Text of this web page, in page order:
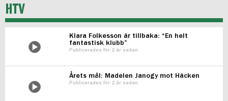
HTV
Klara Folkesson är tillbaka: “En helt
fantastisk klubb”
Publicerades för 2 år sedan
Årets mål: Madelen Janogy mot Häcken
Publicerades för 2 år sedan